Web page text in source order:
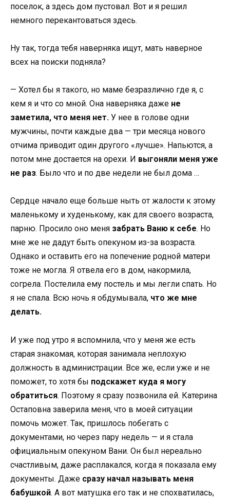
поселок, а здесь дом пустовал. Вот и я решил
немного перекантоваться здесь.
Ну так, тогда тебя наверняка ищут, мать наверное
всех на поиски подняла?
— Хотел бы я такого, но маме безразлично где я, с
кем я и что со мной. Она наверняка даже не
заметила, что меня нет. У нее в голове одни
мужчины, почти каждые два — три месяца нового
отчима приводит один другого «лучше». Напьются, а
потом мне достается на орехи. И выгоняли меня уже
не раз. Было что и по две недели не был дома …
Сердце начало еще больше ныть от жалости к этому
маленькому и худенькому, как для своего возраста,
парню. Просило оно меня забрать Ваню к себе. Но
мне же не дадут быть опекуном из-за возраста.
Однако и оставить его на попечение родной матери
тоже не могла. Я отвела его в дом, накормила,
согрела. Постелила ему постель и мы легли спать. Но
я не спала. Всю ночь я обдумывала, что же мне
делать.
И уже под утро я вспомнила, что у меня же есть
старая знакомая, которая занимала неплохую
должность в администрации. Все же, если уже и не
поможет, то хотя бы подскажет куда я могу
обратиться. Поэтому я сразу позвонила ей. Катерина
Остаповна заверила меня, что в моей ситуации
помочь может. Так, пришлось побегать с
документами, но через пару недель — и я стала
официальным опекуном Вани. Он был нереально
счастливым, даже расплакался, когда я показала ему
документы. Даже сразу начал называть меня
бабушкой. А вот матушка его так и не спохватилась,